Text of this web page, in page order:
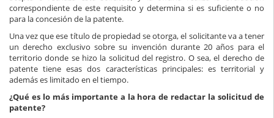
correspondiente de este requisito y determina si es suficiente o no
para la concesión de la patente.
Una vez que ese título de propiedad se otorga, el solicitante va a tener
un derecho exclusivo sobre su invención durante 20 años para el
territorio donde se hizo la solicitud del registro. O sea, el derecho de
patente tiene esas dos características principales: es territorial y
además es limitado en el tiempo.
¿Qué es lo más importante a la hora de redactar la solicitud de
patente?